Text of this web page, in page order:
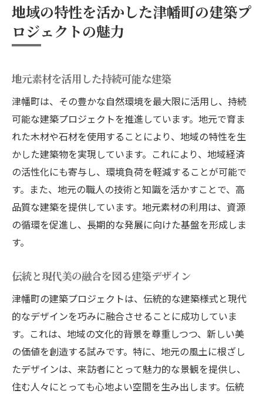
地域の特性を活かした津幡町の建築プ
ロジェクトの魅力
地元素材を活用した持続可能な建築
津幡町は、その豊かな自然環境を最大限に活用し、持続
可能な建築プロジェクトを推進しています。地元で育ま
れた木材や石材を使用することにより、地域の特性を生
かした建築物を実現しています。これにより、地域経済
の活性化にも寄与し、環境負荷を軽減することが可能で
す。また、地元の職人の技術と知識を活かすことで、高
品質な建築を提供しています。地元素材の利用は、資源
の循環を促進し、長期的な発展に向けた基盤を形成しま
す。
伝統と現代美の融合を図る建築デザイン
津幡町の建築プロジェクトは、伝統的な建築様式と現代
的なデザインを巧みに融合させることに成功していま
す。これは、地域の文化的背景を尊重しつつ、新しい美
の価値を創造する試みです。特に、地元の風土に根ざし
たデザインは、来訪者にとって魅力的な景観を提供し、
住む人々にとっても心地よい空間を生み出します。伝統